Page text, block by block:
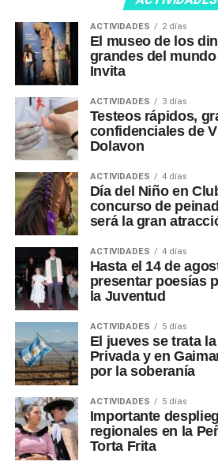
ACTIVIDADES 2 días
El museo de los
grandes del
Invita
ACTIVIDADES 3 días
Testeos rápidos,
confidenciales de
Dolavon
ACTIVIDADES 4 días
Día del Niño en
concurso de
será la gran
ACTIVIDADES 4 días
Hasta el 14 de
presentar poesías
la Juventud
ACTIVIDADES 5 días
El jueves se trata
Privada y en
por la soberanía
ACTIVIDADES 5 días
Importante
regionales en la
Torta Frita